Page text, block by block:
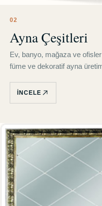
02
Ayna Çeşitleri
Ev, banyo, mağaza ve
füme ve dekoratif ayna
İNCELE